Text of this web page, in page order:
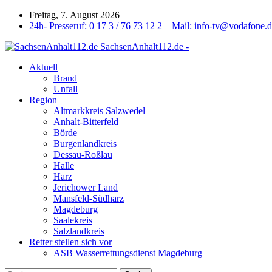
Freitag, 7. August 2026
24h- Presseruf: 0 17 3 / 76 73 12 2 – Mail: info-
SachsenAnhalt112.de -
Aktuell
Brand
Unfall
Region
Altmarkkreis Salzwedel
Anhalt-Bitterfeld
Börde
Burgenlandkreis
Dessau-Roßlau
Halle
Harz
Jerichower Land
Mansfeld-Südharz
Magdeburg
Saalekreis
Salzlandkreis
Retter stellen sich vor
ASB Wasserrettungsdienst Magdeburg